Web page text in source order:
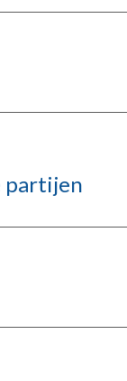
partijen